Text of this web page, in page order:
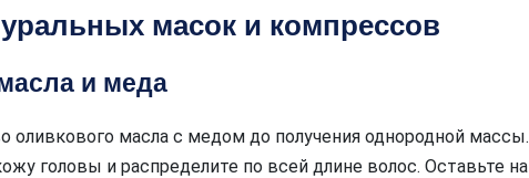
масок и компрессов
и меда
оливкового масла с медом до получения однородной массы.
головы и распределите по всей длине волос. Оставьте на